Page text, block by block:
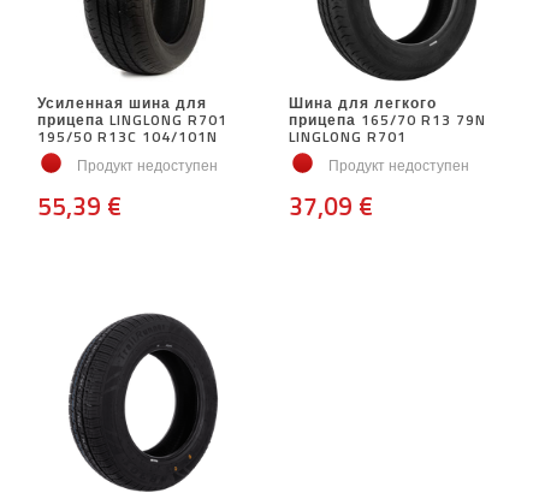
Усиленная шина для
прицепа LINGLONG R701
195/50 R13C 104/101N
Продукт недоступен
55,39 €
Шина для легкого
прицепа 165/70 R13 79N
LINGLONG R701
Продукт недоступен
37,09 €